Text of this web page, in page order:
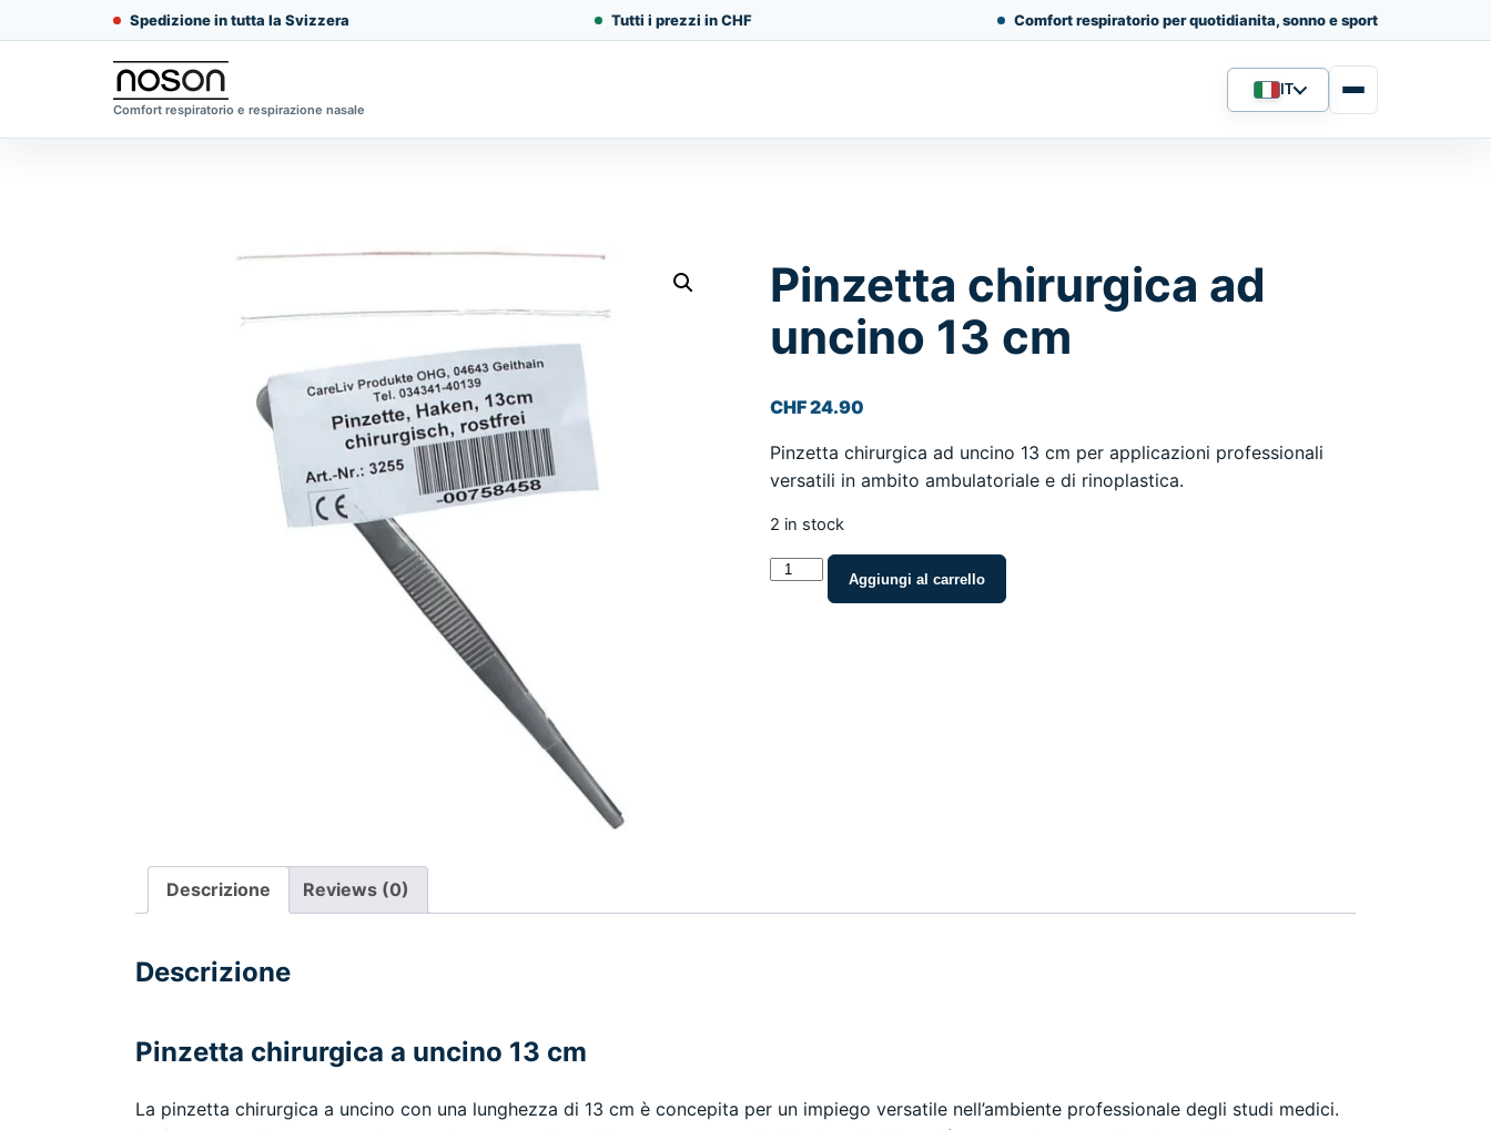
Spedizione in tutta la Svizzera Tutti i prezzi in CHF Comfort respiratorio per quotidianita, sonno e sport
Comfort respiratorio e respirazione nasale Lingua
IT
Pinzetta chirurgica ad
uncino 13 cm
CHF24.90
Pinzetta chirurgica ad uncino 13 cm per applicazioni professionali
versatili in ambito ambulatoriale e di rinoplastica.
2 in stock
Pinzetta
chirurgica
Aggiungi al carrello
Descrizione Reviews (0)
Descrizione
Pinzetta chirurgica a uncino 13 cm
La pinzetta chirurgica a uncino con una lunghezza di 13 cm è concepita per un impiego versatile nell’ambiente professionale degli studi medici.